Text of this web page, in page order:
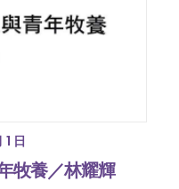
日
牧養／林耀輝